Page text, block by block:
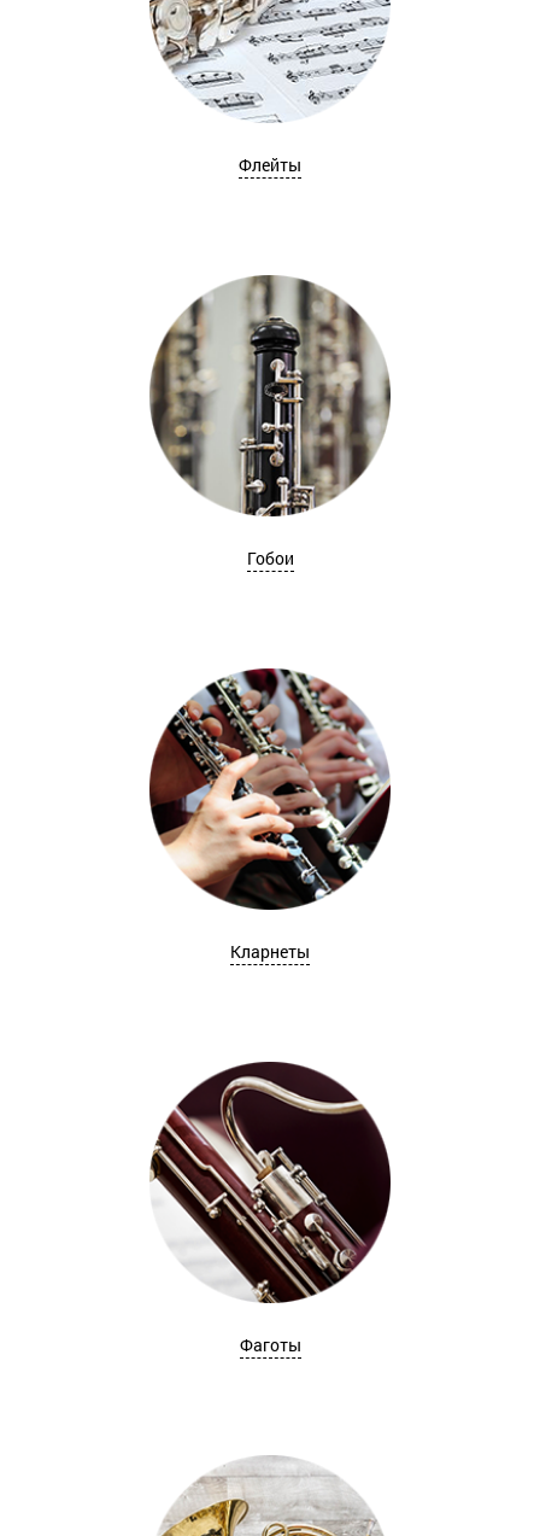
Флейты
Гобои
Кларнеты
Фаготы